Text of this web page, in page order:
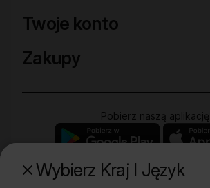
Wybierz Kraj I Język
Twoje konto
Zakupy
Pobierz naszą aplikację
Poznaj naszą drugą markę